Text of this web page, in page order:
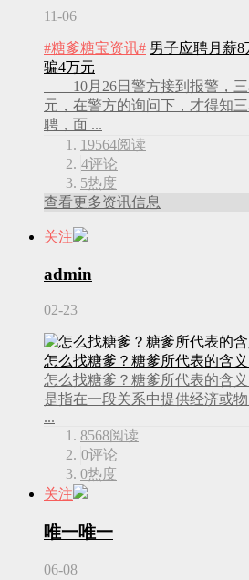
11-06
#糖爹糖宝资讯# 男子应聘月薪8
骗4万元
10月26日警方接到报警，三
元，在警方的询问下，才得知
聘，面 ...
19564阅读
4评论
5热度
查看更多资讯信息
关注
admin
02-23
怎么找糖爹？糖爹所代表的含义
怎么找糖爹？糖爹所代表的含义
是指在一段关系中提供经济或
...
8568阅读
0评论
0热度
关注
唯一唯一
06-08